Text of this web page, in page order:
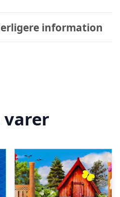
information
varer